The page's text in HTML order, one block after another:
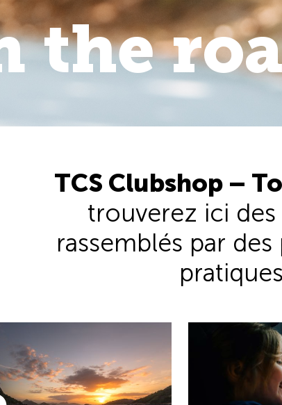
the
the
.
TCS Clubshop –
trouverez ici
rassemblés par